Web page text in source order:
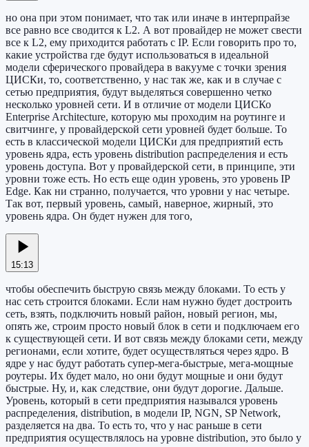
но она при этом понимает, что так или иначе в интерпрайзе
все равно все сводится к L2. А вот провайдер не может свести
все к L2, ему приходится работать с IP. Если говорить про то,
какие устройства где будут использоваться в идеальной
модели сферического провайдера в вакууме с точки зрения
ЦИСКи, то, соответственно, у нас так же, как и в случае с
сетью предприятия, будут выделяться совершенно четко
несколько уровней сети. И в отличие от модели ЦИСКо
Enterprise Architecture, которую мы проходим на роутинге и
свитчинге, у провайдерской сети уровней будет больше. То
есть в классической модели ЦИСКи для предприятий есть
уровень ядра, есть уровень distribution распределения и есть
уровень доступа. Вот у провайдерской сети, в принципе, эти
уровни тоже есть. Но есть еще один уровень, это уровень IP
Edge. Как ни странно, получается, что уровни у нас четыре.
Так вот, первый уровень, самый, наверное, жирный, это
уровень ядра. Он будет нужен для того,
15:13
чтобы обеспечить быструю связь между блоками. То есть у
нас сеть строится блоками. Если нам нужно будет достроить
сеть, взять, подключить новый район, новый регион, мы,
опять же, строим просто новый блок в сети и подключаем его
к существующей сети. И вот связь между блоками сети, между
регионами, если хотите, будет осуществляться через ядро. В
ядре у нас будут работать супер-мега-быстрые, мега-мощные
роутеры. Их будет мало, но они будут мощные и они будут
быстрые. Ну, и, как следствие, они будут дорогие. Дальше.
Уровень, который в сети предприятия назывался уровень
распределения, distribution, в модели IP, NGN, SP Network,
разделяется на два. То есть то, что у нас раньше в сети
предприятия осуществлялось на уровне distribution, это было у